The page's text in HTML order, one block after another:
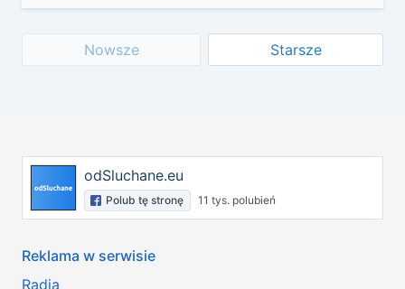
Nowsze Starsze
odSluchane.eu
Polub tę stronę 11 tys. polubień
Reklama w serwisie
Radia